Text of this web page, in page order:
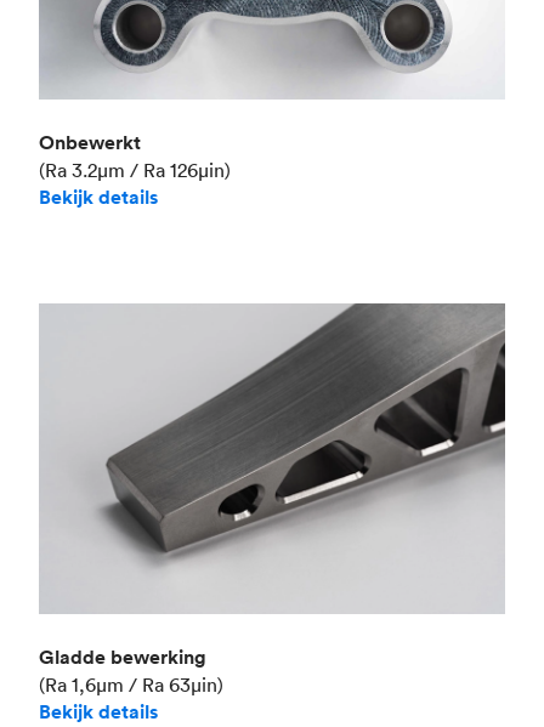
Onbewerkt
(Ra 3.2μm / Ra 126μin)
Bekijk details
Gladde bewerking
(Ra 1,6μm / Ra 63μin)
Bekijk details